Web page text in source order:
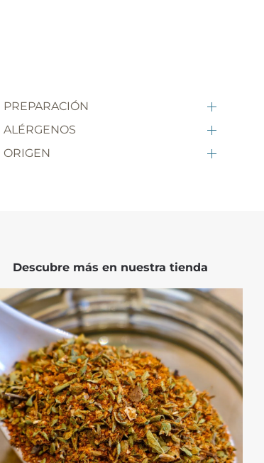
PREPARACIÓN
ALÉRGENOS
ORIGEN
Descubre más en nuestra tienda